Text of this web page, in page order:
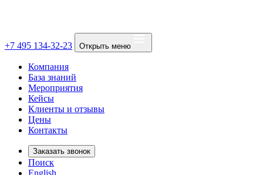
+7 495 134-32-23 Открыть меню
Компания
База знаний
Мероприятия
Кейсы
Клиенты и отзывы
Цены
Контакты
Заказать звонок
Поиск
English